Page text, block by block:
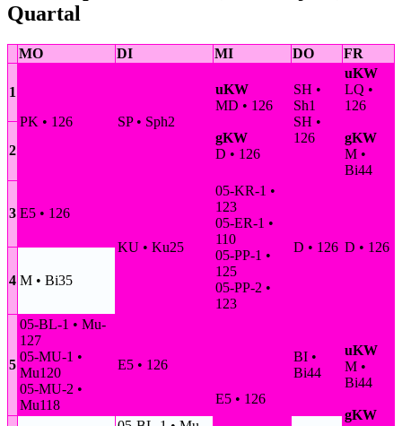
Quartal
MO DI MI DO FR
1
PK • 126
SP • Sph2
uKW
MD • 126
gKW
D • 126
SH •
Sh1
SH •
126
uKW
LQ •
126
gKW
M •
Bi44
2
3 E5 • 126
KU • Ku25
05-KR-1 •
123
05-ER-1 •
110
05-PP-1 •
125
05-PP-2 •
123
D • 126 D • 126
4 M • Bi35
5
05-BL-1 • Mu-
127
05-MU-1 •
Mu120
05-MU-2 •
Mu118
E5 • 126
E5 • 126
BI •
Bi44
uKW
M •
Bi44
gKW